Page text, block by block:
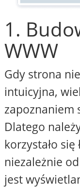
1.
WWW
Gdy strona
intuicyjna,
zapoznaniem
Dlatego
korzystało się
niezależnie
jest